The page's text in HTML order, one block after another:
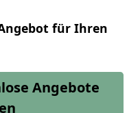
für Ihren
Angebote